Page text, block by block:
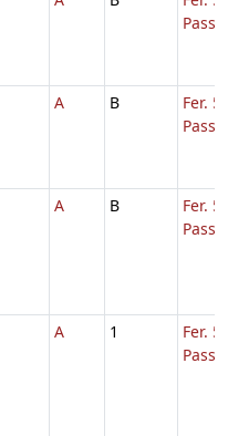
A B
Fer. 5
A B
Fer. 5
A 1
Fer. 5